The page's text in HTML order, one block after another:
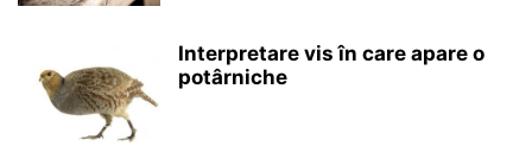
Interpretare vis în care apare o
potârniche